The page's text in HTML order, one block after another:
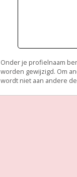
Onder je profielnaam
worden gewijzigd. Om
wordt niet aan andere